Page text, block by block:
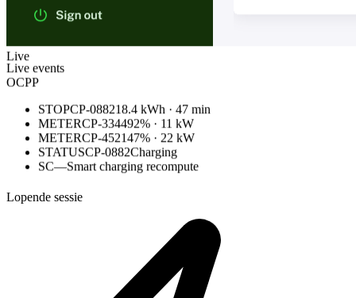
Live
Live events
OCPP
HRTBTCP-4521online
STOPCP-088218.4 kWh · 47 min
METERCP-334492% · 11 kW
METERCP-452147% · 22 kW
STATUSCP-0882Charging
Lopende sessie